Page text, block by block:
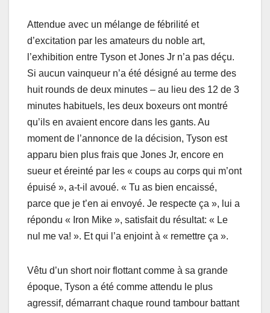
Attendue avec un mélange de fébrilité et
d’excitation par les amateurs du noble art,
l’exhibition entre Tyson et Jones Jr n’a pas déçu.
Si aucun vainqueur n’a été désigné au terme des
huit rounds de deux minutes – au lieu des 12 de 3
minutes habituels, les deux boxeurs ont montré
qu’ils en avaient encore dans les gants. Au
moment de l’annonce de la décision, Tyson est
apparu bien plus frais que Jones Jr, encore en
sueur et éreinté par les « coups au corps qui m’ont
épuisé », a-t-il avoué. « Tu as bien encaissé,
parce que je t’en ai envoyé. Je respecte ça », lui a
répondu « Iron Mike », satisfait du résultat: « Le
nul me va! ». Et qui l’a enjoint à « remettre ça ».
Vêtu d’un short noir flottant comme à sa grande
époque, Tyson a été comme attendu le plus
agressif, démarrant chaque round tambour battant